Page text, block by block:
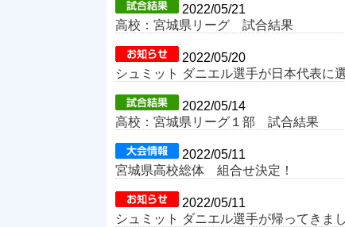
2022/05/21
高校：宮城県リーグ 試合結果
2022/05/20
シュミット ダニエル選手が日本代表に
2022/05/14
高校：宮城県リーグ１部 試合結果
2022/05/11
宮城県高校総体 組合せ決定！
2022/05/11
シュミット ダニエル選手が帰ってきま